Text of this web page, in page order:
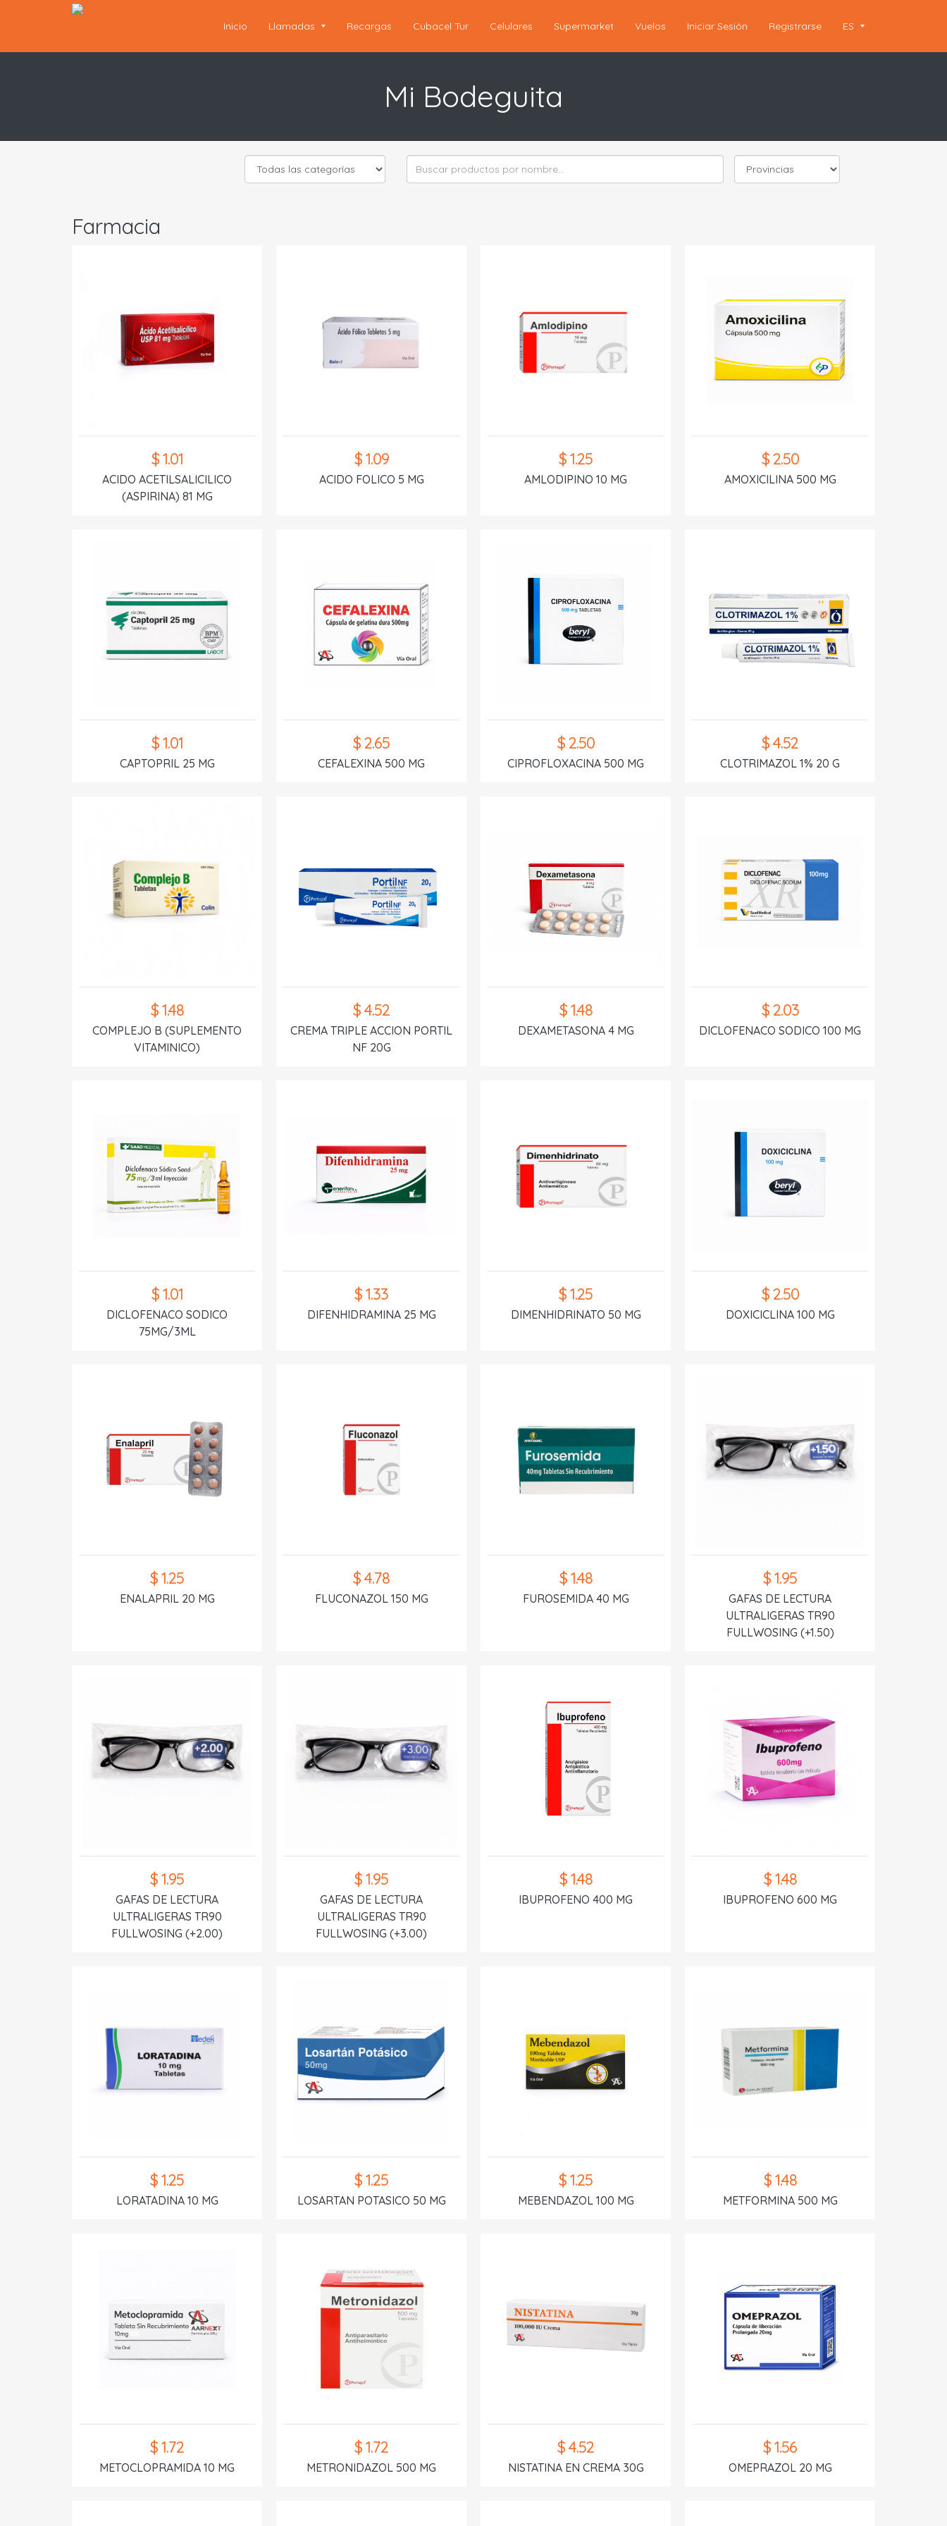
Inicio Llamadas Recargas Cubacel Tur Celulares Supermarket Vuelos Iniciar Sesión Registrarse ES
Mi Bodeguita
Farmacia
$ 1.01
ACIDO ACETILSALICILICO
(ASPIRINA) 81 MG
$ 1.09
ACIDO FOLICO 5 MG
$ 1.25
AMLODIPINO 10 MG
$ 2.50
AMOXICILINA 500 MG
$ 1.01
CAPTOPRIL 25 MG
$ 2.65
CEFALEXINA 500 MG
$ 2.50
CIPROFLOXACINA 500 MG
$ 4.52
CLOTRIMAZOL 1% 20 G
$ 1.48
COMPLEJO B (SUPLEMENTO
VITAMINICO)
$ 4.52
CREMA TRIPLE ACCION PORTIL
NF 20G
$ 1.48
DEXAMETASONA 4 MG
$ 2.03
DICLOFENACO SODICO 100 MG
$ 1.01
DICLOFENACO SODICO
75MG/3ML
$ 1.33
DIFENHIDRAMINA 25 MG
$ 1.25
DIMENHIDRINATO 50 MG
$ 2.50
DOXICICLINA 100 MG
$ 1.25
ENALAPRIL 20 MG
$ 4.78
FLUCONAZOL 150 MG
$ 1.48
FUROSEMIDA 40 MG
$ 1.95
GAFAS DE LECTURA
ULTRALIGERAS TR90
FULLWOSING (+1.50)
$ 1.95
GAFAS DE LECTURA
ULTRALIGERAS TR90
FULLWOSING (+2.00)
$ 1.95
GAFAS DE LECTURA
ULTRALIGERAS TR90
FULLWOSING (+3.00)
$ 1.48
IBUPROFENO 400 MG
$ 1.48
IBUPROFENO 600 MG
$ 1.25
LORATADINA 10 MG
$ 1.25
LOSARTAN POTASICO 50 MG
$ 1.25
MEBENDAZOL 100 MG
$ 1.48
METFORMINA 500 MG
$ 1.72
METOCLOPRAMIDA 10 MG
$ 1.72
METRONIDAZOL 500 MG
$ 4.52
NISTATINA EN CREMA 30G
$ 1.56
OMEPRAZOL 20 MG